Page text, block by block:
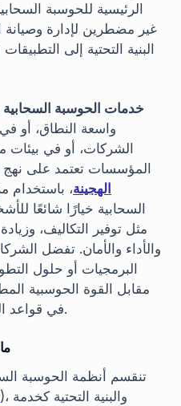
الرئيسية للحوسبة
غير مضطرين لإدارة وصيانة
البنية التحتية إلى
خدمات الحوسبة السحابية
واسعة النطاق، أو
الشركات، أو في بيئات
المؤسسات تعتمد على نهج
الهجينة، باستخدام
السحابية خيارًا شائعًا
مثل توفير التكاليف،
والأداء والأمان. تفضل
البرمجيات أو حلول
مقابل القوة الحوسبية
في قواعد البيانات والبرمجيات والمعدات.
تنقسم أنظمة الحوسبة
)، والبنية التحتية كخدمة